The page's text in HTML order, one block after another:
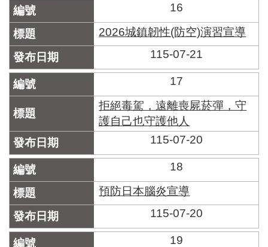
16
2026城鎮韌性(防空)演習宣導
115-07-21
17
拒絕毒駕，遠離喪屍菸彈，守
護自己也守護他人
115-07-20
18
預防日本腦炎宣導
115-07-20
19